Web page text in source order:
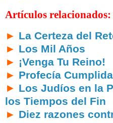
Artículos relacionados:
► La Certeza del
► Los Mil Años
► ¡Venga Tu Reino!
► Profecía
► Los Judíos en la
los Tiempos del Fin
► Diez razones